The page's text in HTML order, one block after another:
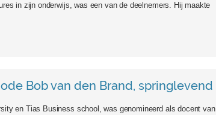
in zijn onderwijs, was een van de deelnemers. Hij maakte
Bob van den Brand, springlevend
en Tias Business school, was genomineerd als docent van